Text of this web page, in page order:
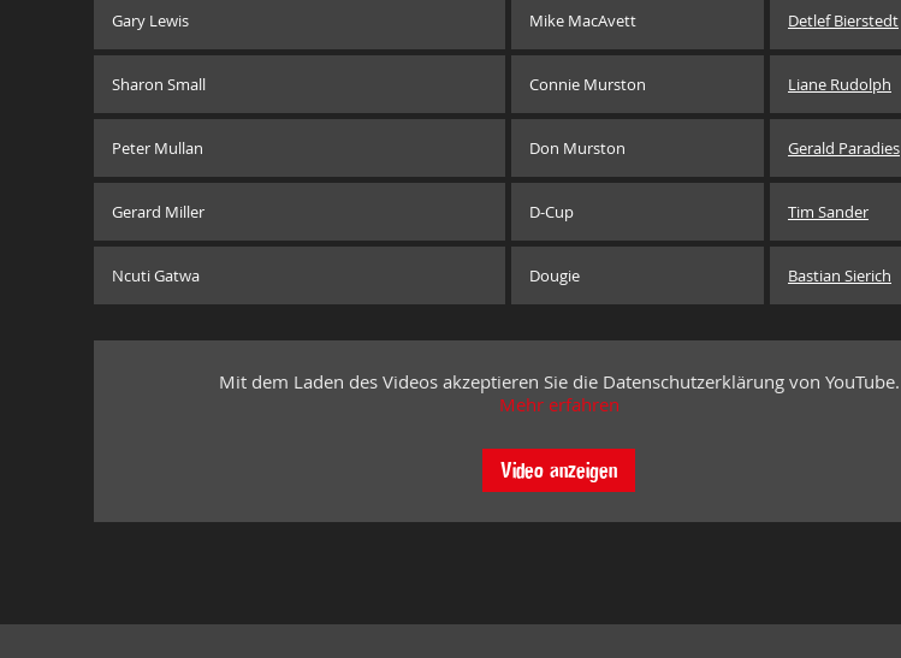
Gary Lewis Mike MacAvett Detlef Bierstedt
Sharon Small Connie Murston Liane Rudolph
Peter Mullan Don Murston Gerald Paradies
Gerard Miller D-Cup Tim Sander
Ncuti Gatwa Dougie Bastian Sierich
Mit dem Laden des Videos akzeptieren Sie die Datenschutzerklärung von YouTube.
Mehr erfahren
Video anzeigen